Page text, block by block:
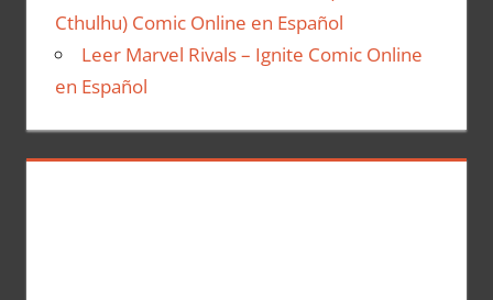
Cthulhu) Comic Online en Español
Leer Marvel Rivals – Ignite Comic Online
en Español